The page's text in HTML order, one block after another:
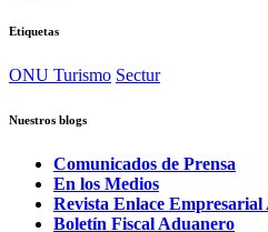
Etiquetas
ONU Turismo Sectur
Nuestros blogs
Comunicados de Prensa
En los Medios
Revista Enlace
Boletín Fiscal Aduanero